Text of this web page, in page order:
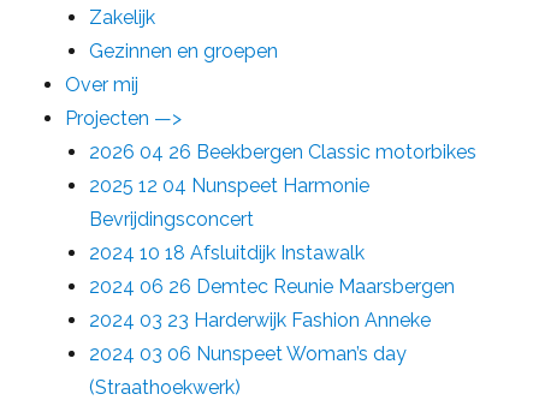
Zakelijk
Gezinnen en groepen
Over mij
Projecten —>
2026 04 26 Beekbergen Classic motorbikes
2025 12 04 Nunspeet Harmonie
Bevrijdingsconcert
2024 10 18 Afsluitdijk Instawalk
2024 06 26 Demtec Reunie Maarsbergen
2024 03 23 Harderwijk Fashion Anneke
2024 03 06 Nunspeet Woman’s day
(Straathoekwerk)